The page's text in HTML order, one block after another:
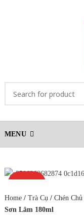
MENU
Home/ Trà Cụ/ Chén
Sơn Lâm 180ml